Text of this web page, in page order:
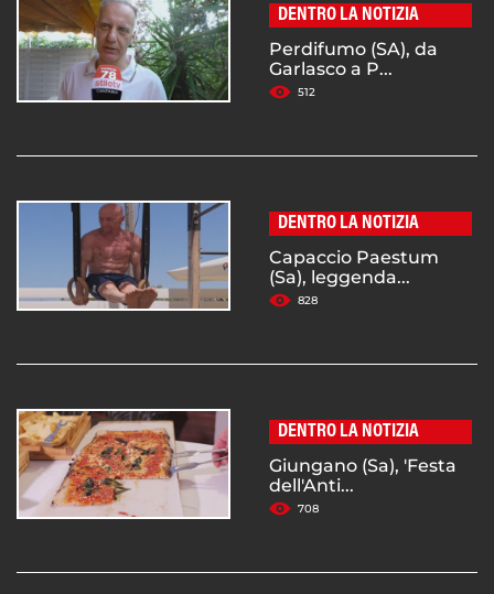
DENTRO LA NOTIZIA
Perdifumo (SA), da
Garlasco a P...
512
DENTRO LA NOTIZIA
Capaccio Paestum
(Sa), leggenda...
828
DENTRO LA NOTIZIA
Giungano (Sa), 'Festa
dell'Anti...
708